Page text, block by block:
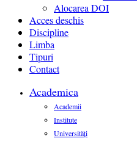
Alocarea DOI
Acces deschis
Discipline
Limba
Tipuri
Contact
Academica
Academii
Institute
Universități